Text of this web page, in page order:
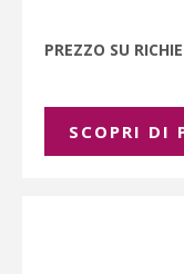
PREZZO SU
SCOPRI DI